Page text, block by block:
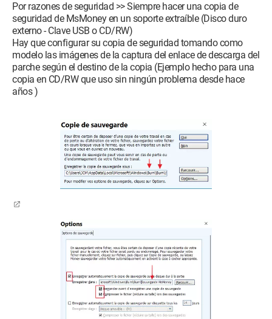
Por razones de seguridad >> Siempre hacer una copia de
seguridad de MsMoney en un soporte extraíble (Disco duro
externo - Clave USB o CD/RW)
Hay que configurar su copia de seguridad tomando como
modelo las imágenes de la captura del enlace de descarga del
parche según el destino de la copia (Ejemplo hecho para una
copia en CD/RW que uso sin ningún problema desde hace
años )